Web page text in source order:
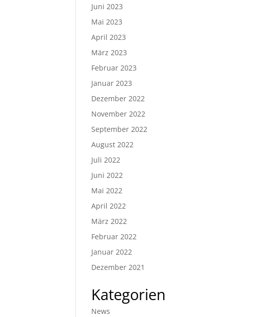
Juni 2023
Mai 2023
April 2023
März 2023
Februar 2023
Januar 2023
Dezember 2022
November 2022
September 2022
August 2022
Juli 2022
Juni 2022
Mai 2022
April 2022
März 2022
Februar 2022
Januar 2022
Dezember 2021
Kategorien
News